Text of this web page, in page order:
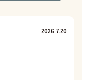
2026.7.20